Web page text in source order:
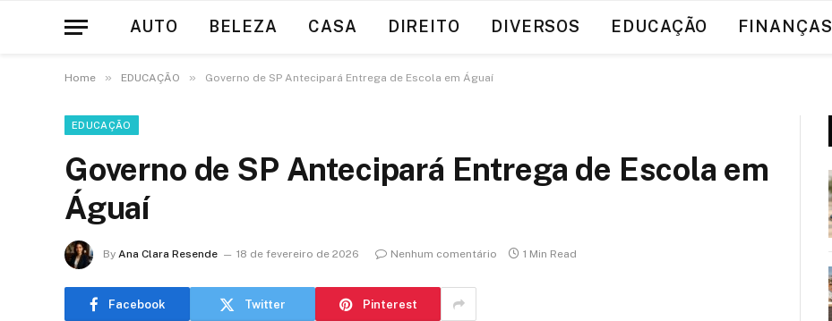
AUTO BELEZA CASA DIREITO DIVERSOS EDUCAÇÃO FINANÇAS
Home » EDUCAÇÃO » Governo de SP Antecipará Entrega de Escola em Águaí
EDUCAÇÃO
Governo de SP Antecipará Entrega de Escola em
Águaí
By Ana Clara Resende 18 de fevereiro de 2026 Nenhum comentário 1 Min Read
Facebook Twitter Pinterest